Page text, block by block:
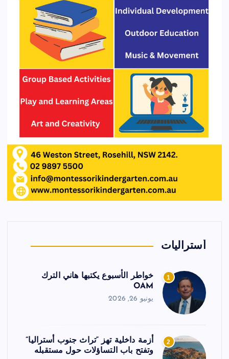
أستراليات
1
خواطر الأسبوع يكتبها هاني الترك
OAM
يونيو 26, 2026
2
أزمة داخلية تهز “تراث جنوب أستراليا”
وتفتح باب التساؤلات حول مستقبله